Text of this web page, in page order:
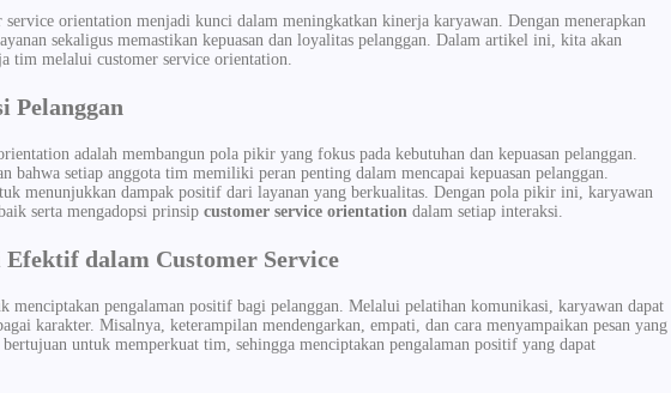
orientation menjadi kunci dalam meningkatkan kinerja karyawan. Dengan menerapkan
sekaligus memastikan kepuasan dan loyalitas pelanggan. Dalam artikel ini, kita akan
tim melalui customer service orientation.
Pelanggan
adalah membangun pola pikir yang fokus pada kebutuhan dan kepuasan pelanggan.
bahwa setiap anggota tim memiliki peran penting dalam mencapai kepuasan pelanggan.
menunjukkan dampak positif dari layanan yang berkualitas. Dengan pola pikir ini, karyawan
serta mengadopsi prinsip customer service orientation dalam setiap interaksi.
dalam Customer Service
menciptakan pengalaman positif bagi pelanggan. Melalui pelatihan komunikasi, karyawan dapat
karakter. Misalnya, keterampilan mendengarkan, empati, dan cara menyampaikan pesan yang
untuk memperkuat tim, sehingga menciptakan pengalaman positif yang dapat